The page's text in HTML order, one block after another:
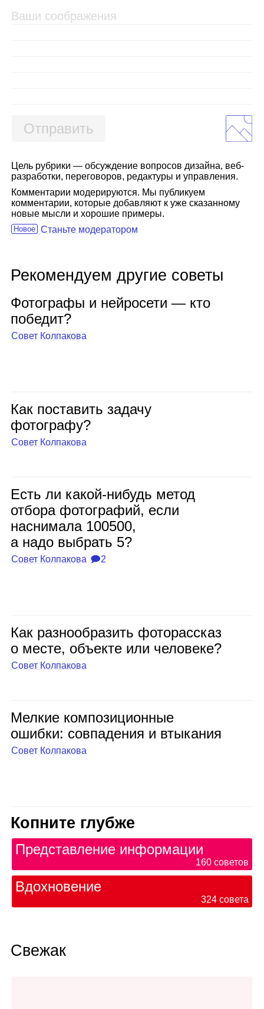
Отправить
Цель рубрики — обсуждение вопросов дизайна, веб-
разработки, переговоров, редактуры и управления.
Комментарии модерируются. Мы публикуем
комментарии, которые добавляют к уже сказанному
новые мысли и хорошие примеры.
Новое Станьте модератором
Рекомендуем другие советы
Фото­графы и ней­ро­сети — кто
побе­дит?
Совет Колпакова
Как поста­вить задачу
фото­графу?
Совет Колпакова
Есть ли какой‑нибудь метод
отбора фото­гра­фий, если
насни­мала 100500,
а надо выбрать 5?
Совет Колпакова 🗩2
Как раз­но­об­ра­зить фото­рас­сказ
о месте, объ­екте или чело­веке?
Совет Колпакова
Мел­кие ком­по­зи­ци­он­ные
ошибки: сов­па­де­ния и вты­ка­ния
Совет Колпакова
Копните глубже
Представление информации
160 советов
Вдохновение
324 совета
Свежак